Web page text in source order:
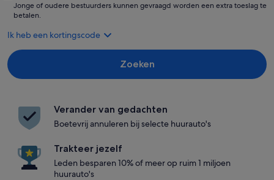
Jonge of oudere bestuurders kunnen gevraagd worden een extra toeslag te
betalen.
Ik heb een kortingscode
Zoeken
Verander van gedachten
Boetevrij annuleren bij selecte huurauto's
Trakteer jezelf
Leden besparen 10% of meer op ruim 1 miljoen
huurauto's